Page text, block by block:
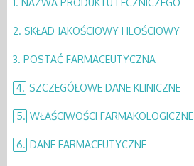
1. NAZWA PRODUKTU LECZNICZEGO
2. SKŁAD JAKOŚCIOWY I ILOŚCIOWY
3. POSTAĆ FARMACEUTYCZNA
4. SZCZEGÓŁOWE DANE KLINICZNE
5. WŁAŚCIWOŚCI FARMAKOLOGICZNE
6. DANE FARMACEUTYCZNE